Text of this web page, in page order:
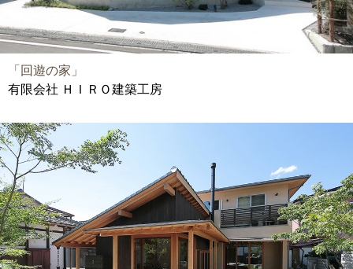
「回遊の家」
有限会社 ＨＩＲＯ建築工房